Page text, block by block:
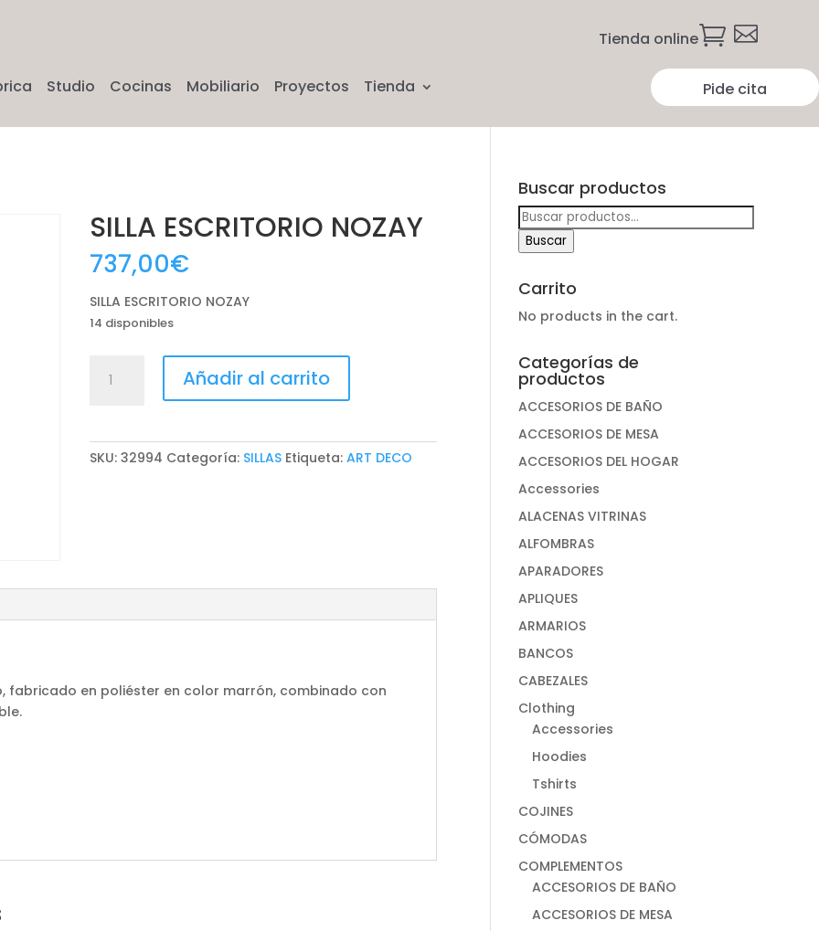
Tienda online 
Studio Cocinas Mobiliario Proyectos Tienda Pide cita
SILLA ESCRITORIO NOZAY
737,00€
SILLA ESCRITORIO NOZAY
14 disponibles
ESCRITORIO
Añadir al carrito
SKU:32994 Categoría: SILLAS Etiqueta:ART DECO
fabricado en poliéster en color marrón, combinado con
Buscar productos
Buscar
por:
Buscar
Carrito
No products in the cart.
Categorías de
productos
ACCESORIOS DE BAÑO
ACCESORIOS DE MESA
ACCESORIOS DEL HOGAR
Accessories
ALACENAS VITRINAS
ALFOMBRAS
APARADORES
APLIQUES
ARMARIOS
BANCOS
CABEZALES
Clothing
Accessories
Hoodies
Tshirts
COJINES
CÓMODAS
COMPLEMENTOS
ACCESORIOS DE BAÑO
ACCESORIOS DE MESA